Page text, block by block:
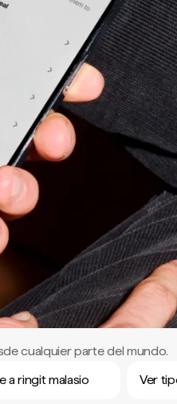
cualquier parte del mundo.
a ringit malasio
Ver